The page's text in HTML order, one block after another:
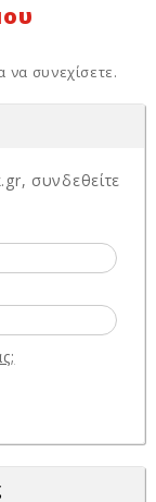
συνεχίσετε.
συνδεθείτε